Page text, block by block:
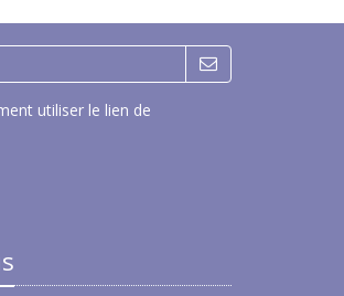
utiliser le lien de